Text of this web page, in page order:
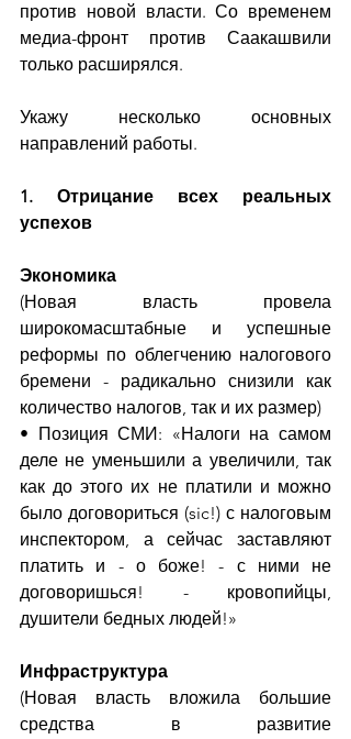
против новой власти. Со временем
медиа-фронт против Саакашвили
только расширялся.
Укажу несколько основных
направлений работы.
1. Отрицание всех реальных
успехов
Экономика
(Новая власть провела
широкомасштабные и успешные
реформы по облегчению налогового
бремени - радикально снизили как
количество налогов, так и их размер)
• Позиция СМИ: «Налоги на самом
деле не уменьшили а увеличили, так
как до этого их не платили и можно
было договориться (sic!) с налоговым
инспектором, а сейчас заставляют
платить и - о боже! - с ними не
договоришься! - кровопийцы,
душители бедных людей!»
Инфраструктура
(Новая власть вложила большие
средства в развитие